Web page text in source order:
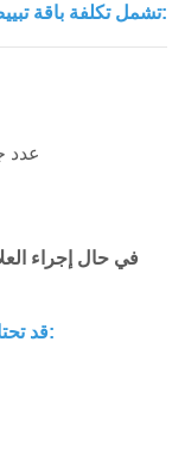
تشمل تكلفة باقة تبييض البشرة بالتنقيط أو الحقن الوريدي ما يلي:
عدد
في حال إجراء
قد تحتاج إلى إضافة خيارات أخرى إلى هذه التكلفة: